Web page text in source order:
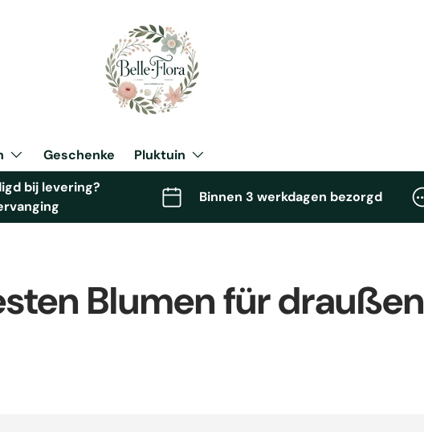
Geschenke Pluktuin
bij levering?
Binnen 3 werkdagen bezorgd
Blumen für draußen